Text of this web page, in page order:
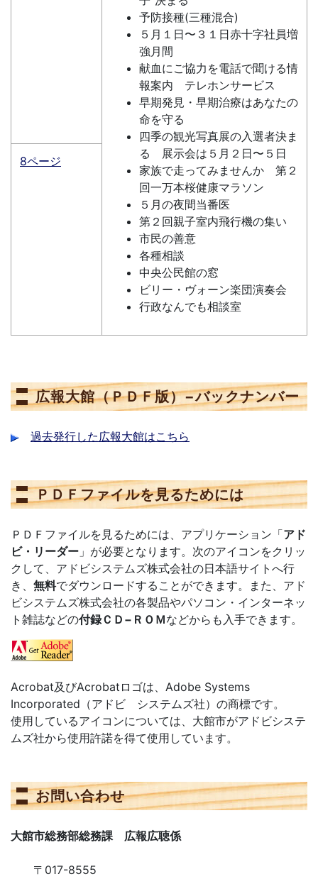
予防接種(三種混合)
５月１日〜３１日赤十字社員増
強月間
献血にご協力を電話で聞ける情
報案内 テレホンサービス
早期発見・早期治療はあなたの
命を守る
四季の観光写真展の入選者決ま
る 展示会は５月２日〜５日
家族で走ってみませんか 第２
回一万本桜健康マラソン
５月の夜間当番医
第２回親子室内飛行機の集い
市民の善意
各種相談
中央公民館の窓
ビリー・ヴォーン楽団演奏会
行政なんでも相談室
8ページ
広報大館（ＰＤＦ版）−バックナンバー
過去発行した広報大館はこちら
ＰＤＦファイルを見るためには
ＰＤＦファイルを見るためには、アプリケーション「アド
ビ・リーダー 」が必要となります。次のアイコンをクリッ
クして、アドビシステムズ株式会社の日本語サイトへ行
き、 無料でダウンロードすることができます。また、アド
ビシステムズ株式会社の各製品やパソコン・インターネッ
ト雑誌などの付録ＣＤ−ＲＯＭなどからも入手できます。
Acrobat及びAcrobatロゴは、Adobe Systems
Incorporated（アドビ システムズ社）の商標です。
使用しているアイコンについては、大館市がアドビシステ
ムズ社から使用許諾を得て使用しています。
お問い合わせ
大館市総務部総務課 広報広聴係
〒017-8555